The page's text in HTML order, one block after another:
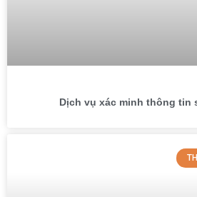
Dịch vụ xác minh thông tin